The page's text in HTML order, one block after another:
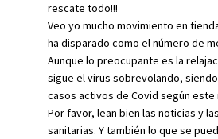
rescate todo!!!
Veo yo mucho movimiento en
ha disparado como el número de
Aunque lo preocupante es la
sigue el virus sobrevolando,
casos activos de Covid según este
Por favor, lean bien las noticias y
sanitarias. Y también lo que se